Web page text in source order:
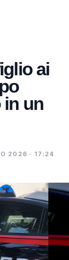
ai
in un
2026 · 17:24